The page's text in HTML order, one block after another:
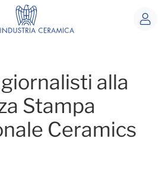
Internazionale
alla
Stampa
Ceramics